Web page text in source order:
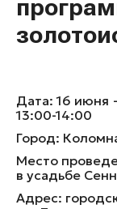
Рестораны
Активный
Природа и
Отдохнуть и
Глэмпинги
Парки
Народные
Детские
Москва +
идеального
События
Все события
Фестивали
Концерты
Экскурсии
Мастер-
Музеи
Гиды
КЛАССЫ
Дата:16 июня
13:00-14:00
Город:
Место
в усадьбе
Адрес: